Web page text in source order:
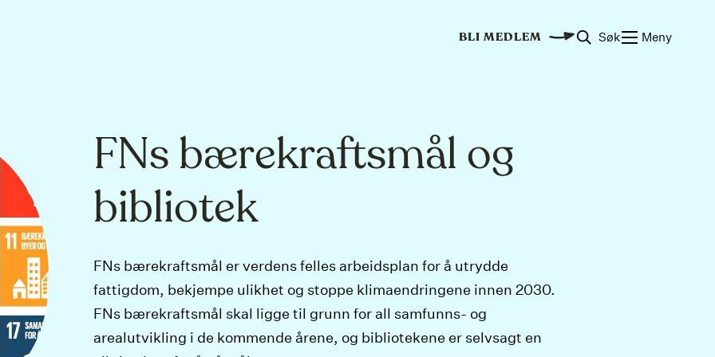
BLI MEDLEM Søk Meny
FNs bærekraftsmål og
bibliotek
FNs bærekraftsmål er verdens felles arbeidsplan for å utrydde
fattigdom, bekjempe ulikhet og stoppe klimaendringene innen 2030.
FNs bærekraftsmål skal ligge til grunn for all samfunns- og
arealutvikling i de kommende årene, og bibliotekene er selvsagt en